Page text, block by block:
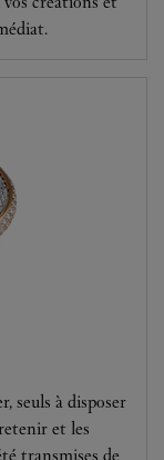
seuls à disposer
et les
transmises de